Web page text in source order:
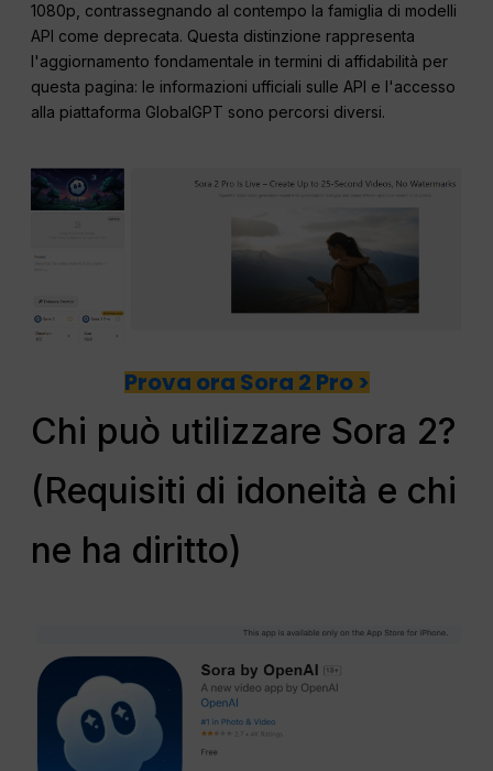
1080p, contrassegnando al contempo la famiglia di modelli
API come deprecata. Questa distinzione rappresenta
l'aggiornamento fondamentale in termini di affidabilità per
questa pagina: le informazioni ufficiali sulle API e l'accesso
alla piattaforma GlobalGPT sono percorsi diversi.
Prova ora Sora 2 Pro >
Chi può utilizzare Sora 2?
(Requisiti di idoneità e chi
ne ha diritto)